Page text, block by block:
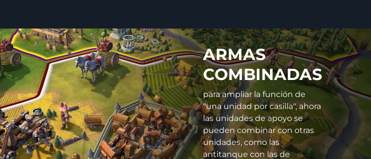
ARMAS
COMBINADAS
para ampliar la función de
"una unidad por casilla", ahora
las unidades de apoyo se
pueden combinar con otras
unidades, como las
antitanque con las de